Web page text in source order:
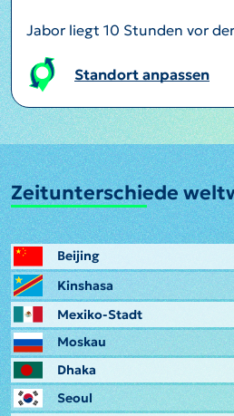
Jabor liegt 10 Stunden vor
Standort anpassen
Zeitunterschiede
Beijing
Kinshasa
Mexiko-Stadt
Moskau
Dhaka
Seoul